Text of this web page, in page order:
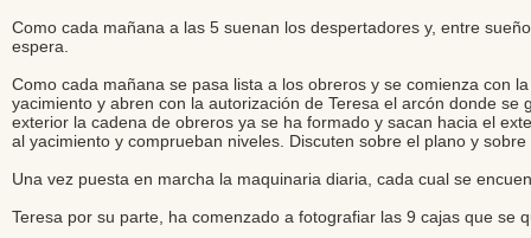
Como cada mañana a las 5 suenan los despertadores y, entre
espera.
Como cada mañana se pasa lista a los obreros y se comienza con
yacimiento y abren con la autorización de Teresa el arcón donde
exterior la cadena de obreros ya se ha formado y sacan hacia el
al yacimiento y comprueban niveles. Discuten sobre el plano y
Una vez puesta en marcha la maquinaria diaria, cada cual se
Teresa por su parte, ha comenzado a fotografiar las 9 cajas que se